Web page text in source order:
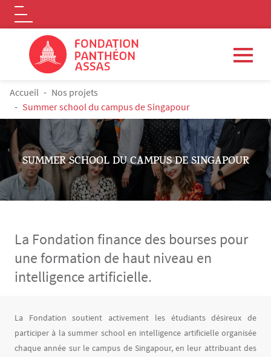
Aller au contenu principal
Logo
FIL D'ARIANE
Accueil
Nos projets
Summer school du campus de Singapour
SUMMER SCHOOL DU CAMPUS DE SINGAPOUR
La Fondation finance des bourses pour
une formation de haut niveau en
intelligence artificielle.
Texte
La Fondation soutient activement les étudiants désireux de
participer à la summer school en intelligence artificielle organisée
chaque année sur le campus de Singapour, en leur attribuant des